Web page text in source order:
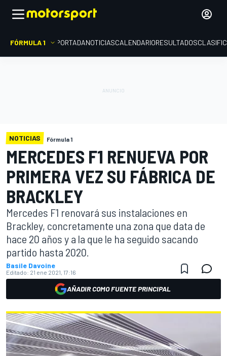
FÓRMULA 1 PORTADANOTICIASCALENDARIORESULTADOS
NOTICIAS Fórmula 1
MERCEDES F1 RENUEVA POR
PRIMERA VEZ SU FÁBRICA DE
BRACKLEY
Mercedes F1 renovará sus instalaciones en
Brackley, concretamente una zona que data de
hace 20 años y a la que le ha seguido sacando
partido hasta 2020.
Basile Davoine
Editado: 21 ene 2021, 17:16
AÑADIR COMO FUENTE PRINCIPAL